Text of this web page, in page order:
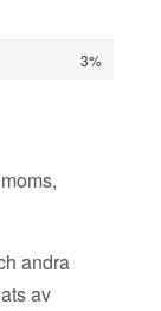
3%
andra
av